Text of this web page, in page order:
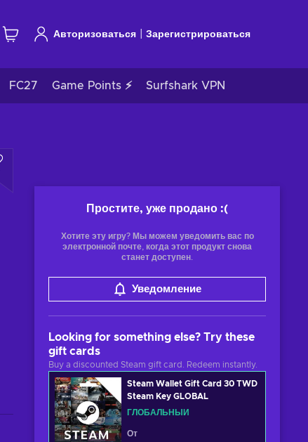
Авторизоваться Зарегистрироваться
FC27 Game Points ⚡ Surfshark VPN
Простите, уже продано :(
Хотите эту игру? Мы можем уведомить вас по
электронной почте, когда этот продукт снова
станет доступен.
Уведомление
Looking for something else? Try these
gift cards
Buy a discounted Steam gift card. Redeem instantly.
Steam Wallet Gift Card 30 TWD
Steam Key GLOBAL
ГЛОБАЛЬНЫЙ
От